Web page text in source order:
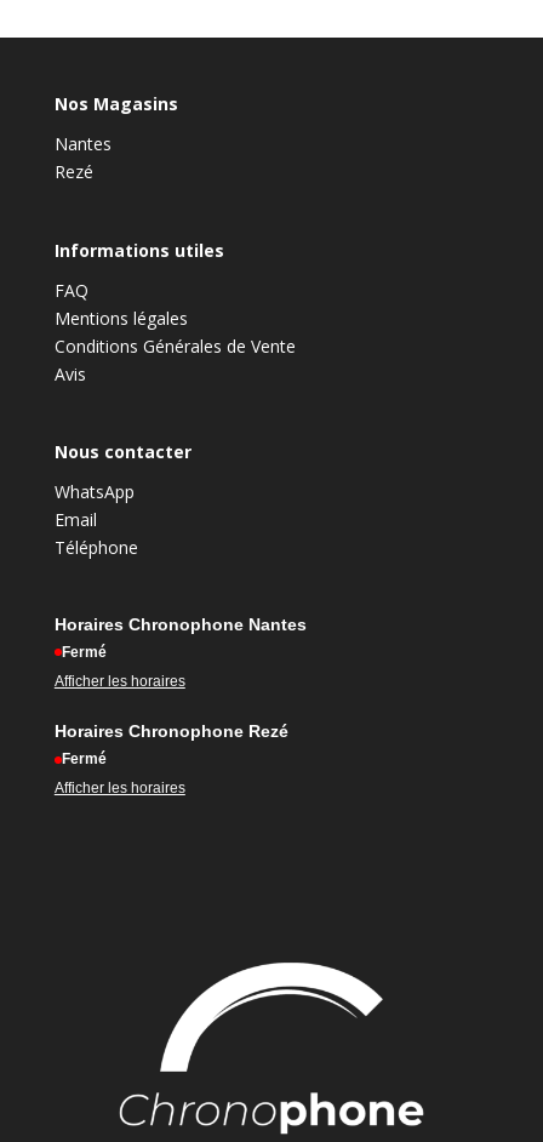
Nos Magasins
Nantes
Rezé
Informations utiles
FAQ
Mentions légales
Conditions Générales de Vente
Avis
Nous contacter
WhatsApp
Email
Téléphone
Horaires Chronophone Nantes
Fermé
Afficher les horaires
Horaires Chronophone Rezé
Fermé
Afficher les horaires